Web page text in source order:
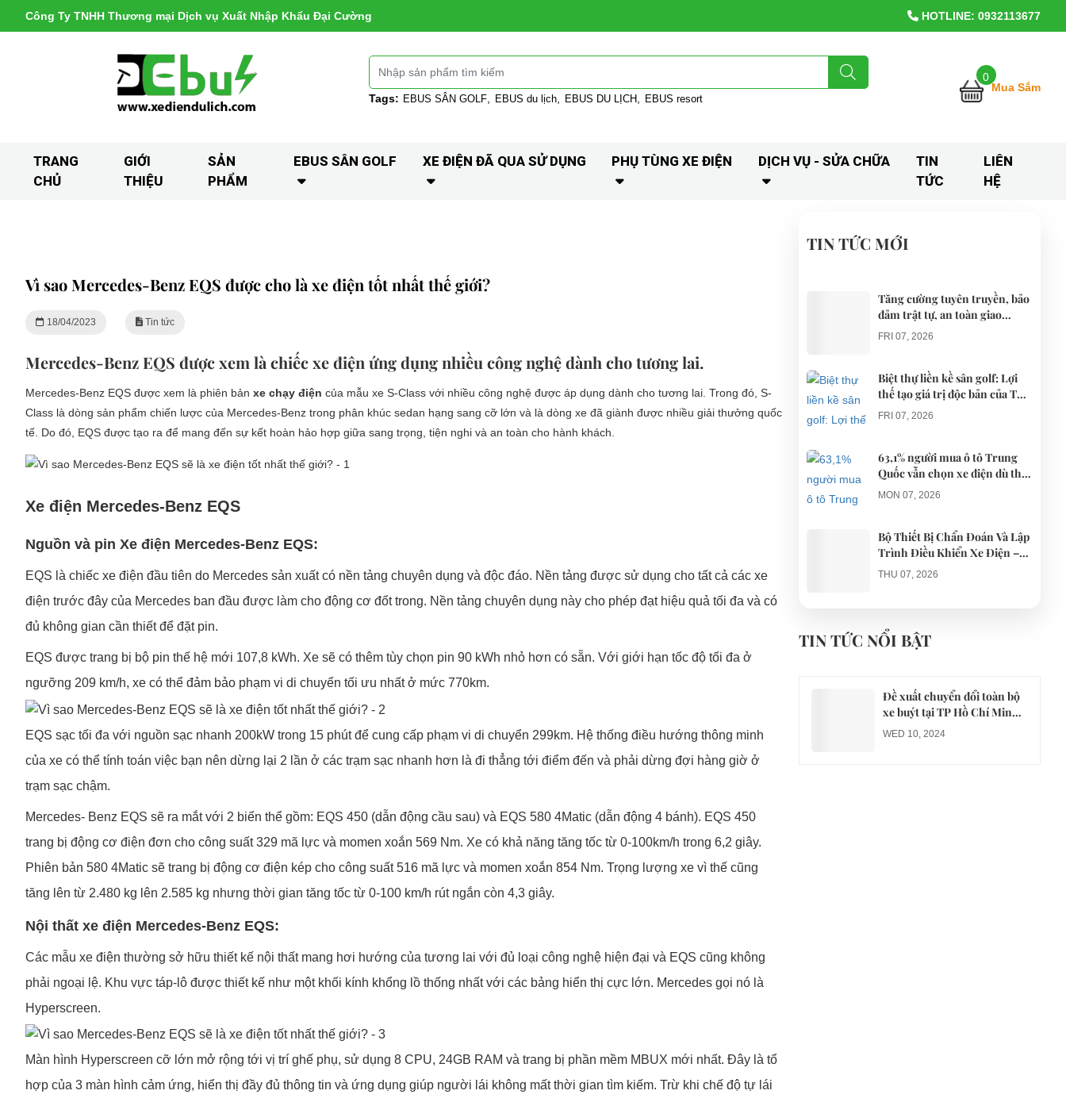
Công Ty TNHH Thương mại Dịch vụ Xuất Nhập Khẩu Đại Cường HOTLINE: 0932113677
Tags: EBUS SÂN GOLF EBUS du lịch EBUS DU LỊCH EBUS resort
0
Mua Sắm
TRANG
CHỦ
GIỚI
THIỆU
SẢN
PHẨM
EBUS SÂN GOLF XE ĐIỆN ĐÃ QUA SỬ DỤNG PHỤ TÙNG XE ĐIỆN DỊCH VỤ - SỬA CHỮA
TIN
TỨC
LIÊN
HỆ
Vì sao Mercedes-Benz EQS được cho là xe điện tốt nhất thế giới?
18/04/2023 Tin tức
Mercedes-Benz EQS được xem là chiếc xe điện ứng dụng nhiều công nghệ dành cho tương lai.
Mercedes-Benz EQS được xem là phiên bản xe chạy điện của mẫu xe S-Class với nhiều công nghệ được áp dụng dành cho tương lai. Trong đó, S-
Class là dòng sản phẩm chiến lược của Mercedes-Benz trong phân khúc sedan hạng sang cỡ lớn và là dòng xe đã giành được nhiều giải thưởng quốc
tế. Do đó, EQS được tạo ra để mang đến sự kết hoàn hảo hợp giữa sang trọng, tiện nghi và an toàn cho hành khách.
Xe điện Mercedes-Benz EQS
Nguồn và pin Xe điện Mercedes-Benz EQS:
EQS là chiếc xe điện đầu tiên do Mercedes sản xuất có nền tảng chuyên dụng và độc đáo. Nền tảng được sử dụng cho tất cả các xe
điện trước đây của Mercedes ban đầu được làm cho động cơ đốt trong. Nền tảng chuyên dụng này cho phép đạt hiệu quả tối đa và có
đủ không gian cần thiết để đặt pin.
EQS được trang bị bộ pin thế hệ mới 107,8 kWh. Xe sẽ có thêm tùy chọn pin 90 kWh nhỏ hơn có sẵn. Với giới hạn tốc độ tối đa ở
ngưỡng 209 km/h, xe có thể đảm bảo phạm vi di chuyển tối ưu nhất ở mức 770km.
EQS sạc tối đa với nguồn sạc nhanh 200kW trong 15 phút để cung cấp phạm vi di chuyển 299km. Hệ thống điều hướng thông minh
của xe có thể tính toán việc bạn nên dừng lại 2 lần ở các trạm sạc nhanh hơn là đi thẳng tới điểm đến và phải dừng đợi hàng giờ ở
trạm sạc chậm.
Mercedes- Benz EQS sẽ ra mắt với 2 biến thể gồm: EQS 450 (dẫn động cầu sau) và EQS 580 4Matic (dẫn động 4 bánh). EQS 450
trang bị động cơ điện đơn cho công suất 329 mã lực và momen xoắn 569 Nm. Xe có khả năng tăng tốc từ 0-100km/h trong 6,2 giây.
Phiên bản 580 4Matic sẽ trang bị động cơ điện kép cho công suất 516 mã lực và momen xoắn 854 Nm. Trọng lượng xe vì thế cũng
tăng lên từ 2.480 kg lên 2.585 kg nhưng thời gian tăng tốc từ 0-100 km/h rút ngắn còn 4,3 giây.
Nội thất xe điện Mercedes-Benz EQS:
Các mẫu xe điện thường sở hữu thiết kế nội thất mang hơi hướng của tương lai với đủ loại công nghệ hiện đại và EQS cũng không
phải ngoại lệ. Khu vực táp-lô được thiết kế như một khối kính khổng lồ thống nhất với các bảng hiển thị cực lớn. Mercedes gọi nó là
Hyperscreen.
Màn hình Hyperscreen cỡ lớn mở rộng tới vị trí ghế phụ, sử dụng 8 CPU, 24GB RAM và trang bị phần mềm MBUX mới nhất. Đây là tổ
hợp của 3 màn hình cảm ứng, hiển thị đầy đủ thông tin và ứng dụng giúp người lái không mất thời gian tìm kiếm. Trừ khi chế độ tự lái
TIN TỨC MỚI
Tăng cường tuyên truyền, bảo
đảm trật tự, an toàn giao
thông khi thí điểm xe điện 4
bánh phục vụ du lịch
FRI 07, 2026
Biệt thự liền kề sân golf: Lợi
thế tạo giá trị độc bản của The
AGULA Tây Ninh
FRI 07, 2026
63,1% người mua ô tô Trung
Quốc vẫn chọn xe điện dù thị
trường tháng 7 hạ nhiệt
MON 07, 2026
Bộ Thiết Bị Chẩn Đoán Và Lập
Trình Điều Khiển Xe Điện –
Giải Pháp Bảo Trì Chuyên
Nghiệp
THU 07, 2026
điện du lịch gây gổ khi đón du
khách ở Quy Nhơn
TIN TỨC NỔI BẬT
Đề xuất chuyển đổi toàn bộ
xe buýt tại TP Hồ Chí Minh
sang xe điện từ năm 2026
WED 10, 2024